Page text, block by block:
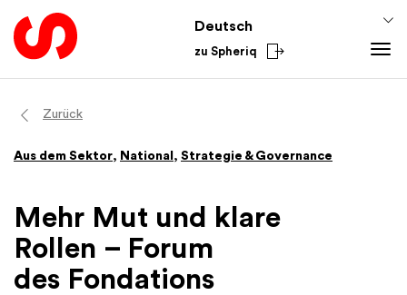
Deutsch
zu Spheriq
Verzeichnis
Recherche
Spenden-Tools
Netzwerke
Fundraising-Tipps
Finanzen
Academy
Aus dem Sektor
International
Zurück
Aus dem Sektor, National , Strategie & Governance
Mehr Mut und klare
Rollen – Forum
des Fondations